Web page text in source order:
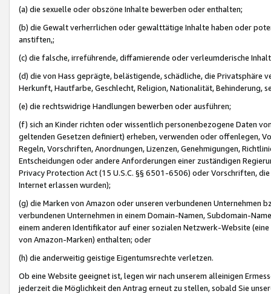
(a) die sexuelle oder obszöne Inhalte bewerben oder enthalten;
(b) die Gewalt verherrlichen oder gewalttätige Inhalte haben oder
anstiften,;
(c) die falsche, irreführende, diffamierende oder verleumderische
(d) die von Hass geprägte, belästigende, schädliche, die Privatsphäre
Herkunft, Hautfarbe, Geschlecht, Religion, Nationalität, Behinderung,
(e) die rechtswidrige Handlungen bewerben oder ausführen;
(f) sich an Kinder richten oder wissentlich personenbezogene Daten
geltenden Gesetzen definiert) erheben, verwenden oder offenlegen,
Regeln, Vorschriften, Anordnungen, Lizenzen, Genehmigungen,
Entscheidungen oder andere Anforderungen einer zuständigen
Privacy Protection Act (15 U.S.C. §§ 6501-6506) oder Vorschriften,
Internet erlassen wurden);
(g) die Marken von Amazon oder unseren verbundenen Unternehmen
verbundenen Unternehmen in einem Domain-Namen, Subdomain-
einem anderen Identifikator auf einer sozialen Netzwerk-Website
von Amazon-Marken) enthalten; oder
(h) die anderweitig geistige Eigentumsrechte verletzen.
Ob eine Website geeignet ist, legen wir nach unserem alleinigen
jederzeit die Möglichkeit den Antrag erneut zu stellen, sobald Sie